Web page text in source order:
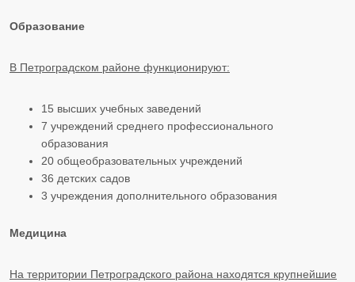
Образование
В Петроградском районе функционируют:
15 высших учебных заведений
7 учреждений среднего профессионального
образования
20 общеобразовательных учреждений
36 детских садов
3 учреждения дополнительного образования
Медицина
На территории Петроградского района находятся крупнейшие